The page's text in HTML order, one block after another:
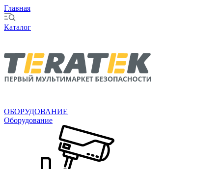
Главная
Каталог
ОБОРУДОВАНИЕ
Оборудование